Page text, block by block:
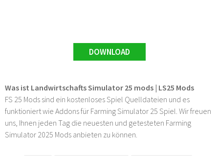
DOWNLOAD
Was ist Landwirtschafts Simulator 25 mods | LS25 Mods
FS 25 Mods sind ein kostenloses Spiel Quelldateien und es
funktioniert wie Addons für Farming Simulator 25 Spiel. Wir freuen
uns, Ihnen jeden Tag die neuesten und getesteten Farming
Simulator 2025 Mods anbieten zu können.